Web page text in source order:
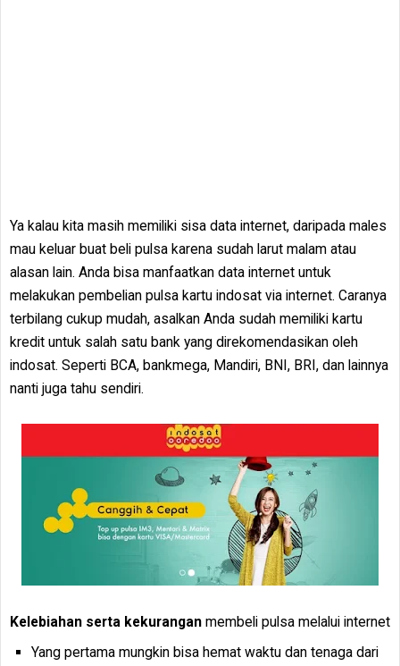
Ya kalau kita masih memiliki sisa data internet, daripada males
mau keluar buat beli pulsa karena sudah larut malam atau
alasan lain. Anda bisa manfaatkan data internet untuk
melakukan pembelian pulsa kartu indosat via internet. Caranya
terbilang cukup mudah, asalkan Anda sudah memiliki kartu
kredit untuk salah satu bank yang direkomendasikan oleh
indosat. Seperti BCA, bankmega, Mandiri, BNI, BRI, dan lainnya
nanti juga tahu sendiri.
Kelebiahan serta kekurangan membeli pulsa melalui internet
Yang pertama mungkin bisa hemat waktu dan tenaga dari